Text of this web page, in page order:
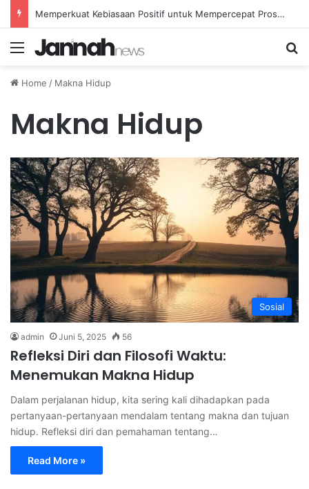
Memperkuat Kebiasaan Positif untuk Mempercepat Proses Pemulihan Mental Anda
Menu
Home / Makna Hidup
Makna Hidup
Sosial
admin Juni 5, 2025 56
Refleksi Diri dan Filosofi Waktu:
Menemukan Makna Hidup
Dalam perjalanan hidup, kita sering kali dihadapkan pada
pertanyaan-pertanyaan mendalam tentang makna dan tujuan
hidup. Refleksi diri dan pemahaman tentang…
Read More »